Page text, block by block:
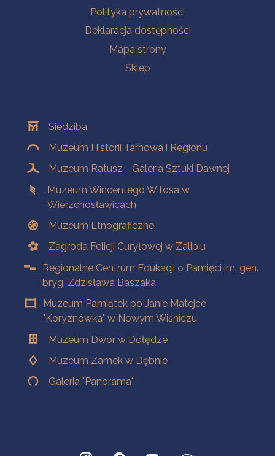
Polityka prywatności
Deklaracja dostępności
Mapa strony
Sklep
Siedziba
Muzeum Historii Tarnowa i Regionu
Muzeum Ratusz - Galeria Sztuki Dawnej
Muzeum Wincentego Witosa w
Wierzchosławicach
Muzeum Etnograficzne
Zagroda Felicji Curyłowej w Zalipiu
Regionalne Centrum Edukacji o Pamięci im. gen.
bryg. Zdzisława Baszaka
Muzeum Pamiątek po Janie Matejce
"Koryznówka" w Nowym Wiśniczu
Muzeum Dwór w Dołędze
Muzeum Zamek w Dębnie
Galeria "Panorama"